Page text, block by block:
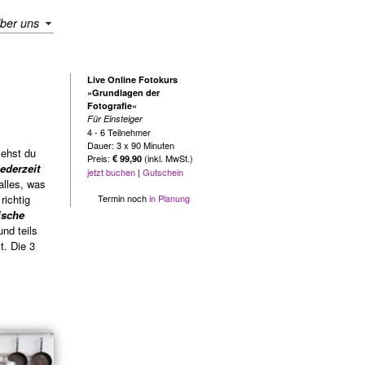
uns
du
was
teils
Die 3
Live Online Fotokurs
»Grundlagen der
Fotografie«
Für Einsteiger
4 - 6 Teilnehmer
Dauer: 3 x 90 Minuten
Preis: € 99,90 (inkl. MwSt.)
jetzt buchen | Gutschein
Termin nochin Planung